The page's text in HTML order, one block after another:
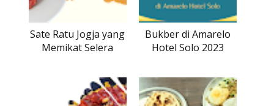
Sate Ratu Jogja yang
Memikat Selera
Bukber di Amarelo
Hotel Solo 2023